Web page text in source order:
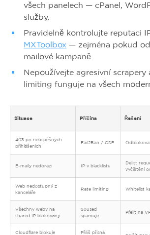
všech panelech — cPanel,
služby.
Pravidelně kontrolujte reputaci
MXToolbox — zejména pokud
mailové kampaně.
Nepoužívejte agresivní
limiting funguje na všech
Situace Příčina Řešení
403 po neúspěšných
přihlášeních
Fail2Ban / CSF
E-maily nedorazí IP v blacklistu
Delist
vyčištění
Web nedostupný z
kanceláře
Rate limiting Whitelist
Všechny weby na
shared IP blokovány
Soused
spamuje
Přejít na
Cloudflare blokuje Příliš přísná